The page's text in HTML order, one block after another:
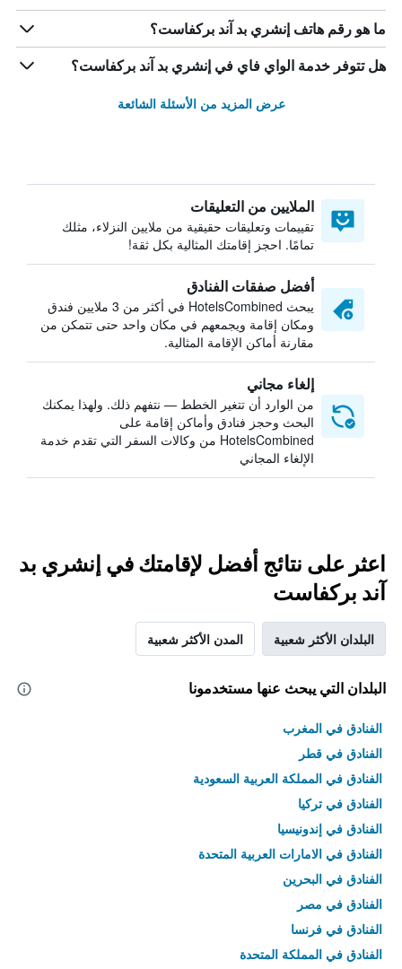
ما هو رقم هاتف إنشري بد آند بركفاست؟
هل تتوفر خدمة الواي فاي في إنشري بد آند بركفاست؟
عرض المزيد من الأسئلة الشائعة
الملايين من التعليقات
تقييمات وتعليقات حقيقية من ملايين النزلاء، مثلك
تمامًا. احجز إقامتك المثالية بكل ثقة!
أفضل صفقات الفنادق
يبحث HotelsCombined في أكثر من 3 ملايين فندق
ومكان إقامة ويجمعهم في مكان واحد حتى تتمكن من
مقارنة أماكن الإقامة المثالية.
إلغاء مجاني
من الوارد أن تتغير الخطط — نتفهم ذلك. ولهذا يمكنك
البحث وحجز فنادق وأماكن إقامة على
HotelsCombined من وكالات السفر التي تقدم خدمة
الإلغاء المجاني
اعثر على نتائج أفضل لإقامتك في إنشري بد
آند بركفاست
البلدان الأكثر شعبية المدن الأكثر شعبية
البلدان التي يبحث عنها مستخدمونا
الفنادق في المغرب
الفنادق في قطر
الفنادق في المملكة العربية السعودية
الفنادق في تركيا
الفنادق في إندونيسيا
الفنادق في الامارات العربية المتحدة
الفنادق في البحرين
الفنادق في مصر
الفنادق في فرنسا
الفنادق في المملكة المتحدة